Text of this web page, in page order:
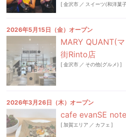
[金沢市 ／ スイーツ(和洋菓
2026年5月15日（金）オープン
MARY QUANT(
街Rinto店
[金沢市 ／ その他(グルメ) ]
2026年3月26日（木）オープン
cafe evanSE note
[ 加賀エリア ／ カフェ ]